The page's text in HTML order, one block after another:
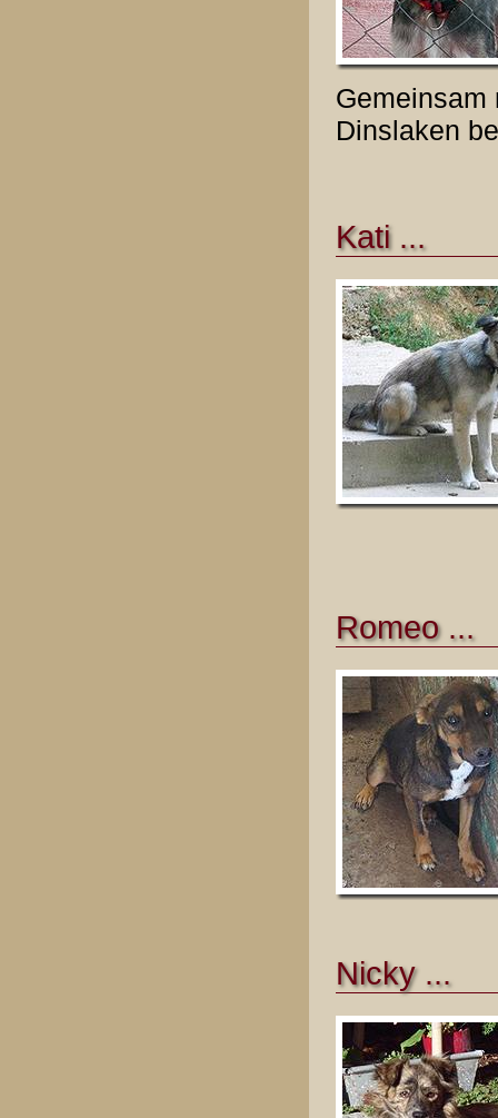
Gemeinsam
Dinslaken
Kati ...
Romeo ...
Nicky ...